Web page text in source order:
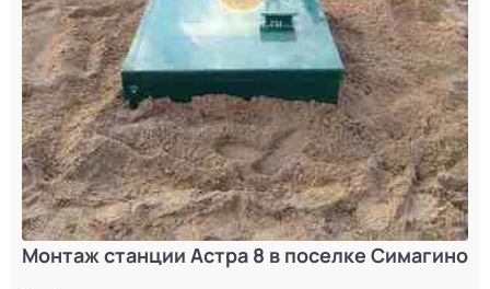
Монтаж станции Астра 8 в поселке Симагино